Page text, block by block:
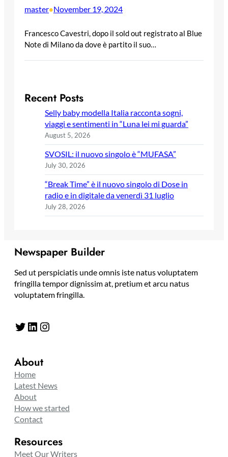
master•November 19, 2024
Francesco Cavestri, dopo il sold out registrato al Blue
Note di Milano da dove è partito il suo…
Recent Posts
Selly baby modella Italia racconta sogni,
viaggi e sentimenti in “Luna lei mi guarda”
August 5, 2026
SVOSIL: il nuovo singolo è “MUFASA”
July 30, 2026
“Break Time” è il nuovo singolo di Dose in
radio e in digitale da venerdì 31 luglio
July 28, 2026
Newspaper Builder
Sed ut perspiciatis unde omnis iste natus voluptatem
fringilla tempor dignissim at, pretium et arcu natus
voluptatem fringilla.
Twitter LinkedIn Instagram
About
Home
Latest News
About
How we started
Contact
Resources
Meet Our Writers